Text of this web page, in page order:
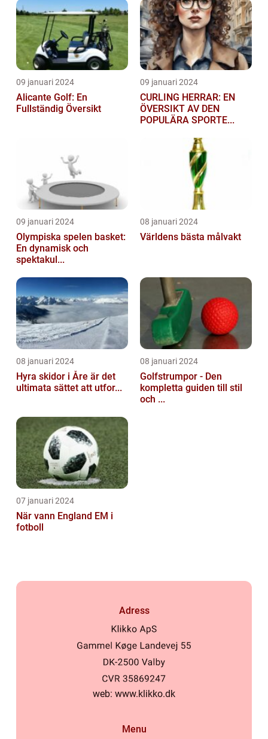
09 januari 2024
Alicante Golf: En
Fullständig Översikt
09 januari 2024
CURLING HERRAR: EN
ÖVERSIKT AV DEN
POPULÄRA SPORTE...
09 januari 2024
Olympiska spelen basket:
En dynamisk och
spektakul...
08 januari 2024
Världens bästa målvakt
08 januari 2024
Hyra skidor i Åre är det
ultimata sättet att utfor...
08 januari 2024
Golfstrumpor - Den
kompletta guiden till stil
och ...
07 januari 2024
När vann England EM i
fotboll
Adress
web: www.klikko.dk
Menu